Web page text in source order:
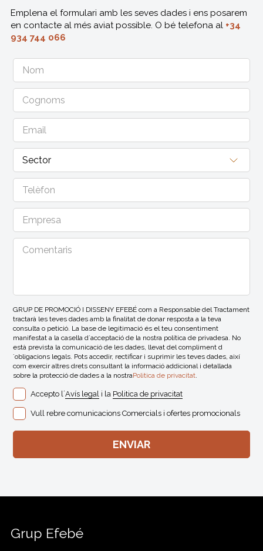
Emplena el formulari amb les seves dades i ens posarem
en contacte al més aviat possible. O bé telefona al +34
934 744 066
GRUP DE PROMOCIÓ I DISSENY EFEBÉ com a Responsable del Tractament
tractarà les teves dades amb la finalitat de donar resposta a la teva
consulta o petició. La base de legitimació és el teu consentiment
manifestat a la casella d´acceptació de la nostra política de privadesa. No
està prevista la comunicació de les dades, llevat del compliment d
´obligacions legals. Pots accedir, rectificar i suprimir les teves dades, així
com exercir altres drets consultant la informació addicional i detallada
sobre la protecció de dades a la nostraPolitica de privacitat.
Accepto l´Avís legal i la Politica de privacitat
Vull rebre comunicacions Comercials i ofertes promocionals
Grup Efebé